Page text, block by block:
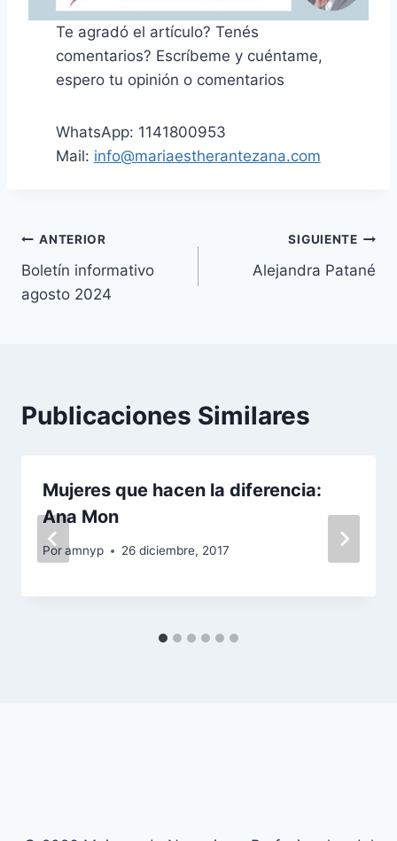
Te agradó el artículo? Tenés
comentarios? Escríbeme y cuéntame,
espero tu opinión o comentarios
WhatsApp: 1141800953
Mail: info@mariaestherantezana.com
Navegación
de
ANTERIOR
Boletín informativo
agosto 2024
SIGUIENTE
Alejandra Patané
Publicaciones Similares
Mujeres que hacen la diferencia:
Ana Mon
Poramnyp 26 diciembre, 2017